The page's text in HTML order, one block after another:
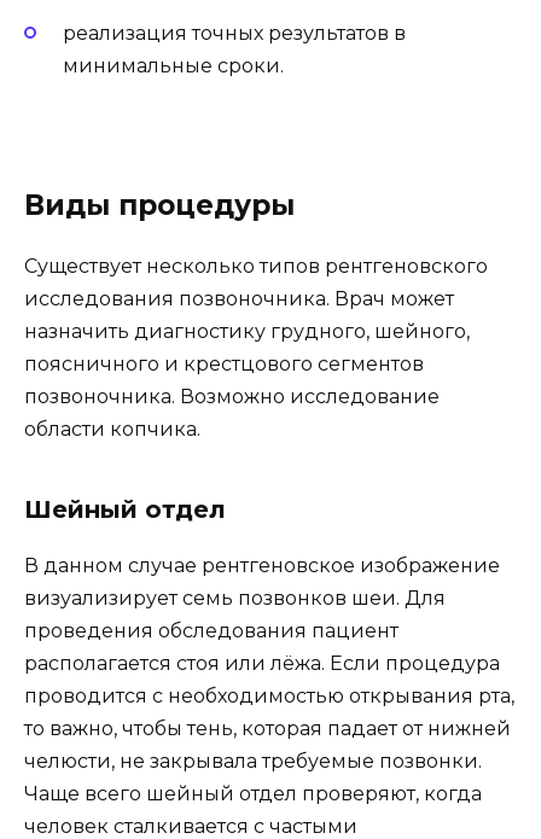
реализация точных результатов в
минимальные сроки.
Виды процедуры
Существует несколько типов рентгеновского
исследования позвоночника. Врач может
назначить диагностику грудного, шейного,
поясничного и крестцового сегментов
позвоночника. Возможно исследование
области копчика.
Шейный отдел
В данном случае рентгеновское изображение
визуализирует семь позвонков шеи. Для
проведения обследования пациент
располагается стоя или лёжа. Если процедура
проводится с необходимостью открывания рта,
то важно, чтобы тень, которая падает от нижней
челюсти, не закрывала требуемые позвонки.
Чаще всего шейный отдел проверяют, когда
человек сталкивается с частыми